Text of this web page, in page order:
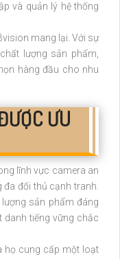
và quản lý hệ thống
mang lại. Với sự
lượng sản phẩm,
hàng đầu cho nhu
ƯU
lĩnh vực camera an
đa đối thủ cạnh tranh.
sản phẩm đáng
danh tiếng vững chắc
họ cung cấp một loạt